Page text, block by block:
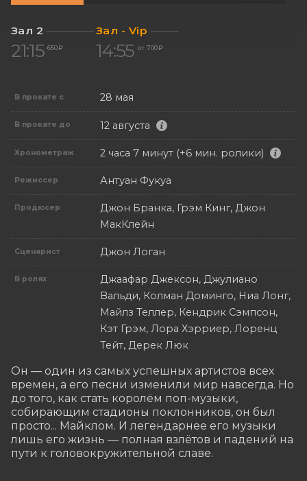
Зал 2
21:15 650 ₽
Зал - Vip
14:55 от 700 ₽
В прокате с 28 мая
В прокате до 12 августа
Хронометраж 2 часа 7 минут (+6 мин. ролики)
Режиссер Антуан Фукуа
Продюсер
Джон Бранка, Грэм Кинг, Джон
МакКлейн
Сценарист Джон Логан
В ролях
Джаафар Джексон, Джулиано
Вальди, Колман Доминго, Ниа Лонг,
Майлз Теллер, Кендрик Сэмпсон,
Кэт Грэм, Лора Хэрриер, Лоренц
Тейт, Дерек Люк
Он — один из самых успешных артистов всех
времен, а его песни изменили мир навсегда. Но
до того, как стать королём поп-музыки,
собирающим стадионы поклонников, он был
просто... Майклом. И легендарнее его музыки
лишь его жизнь — полная взлётов и падений на
пути к головокружительной славе.